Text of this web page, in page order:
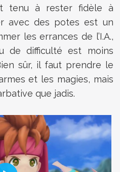
tenu à rester fidèle à
avec des potes est un
les errances de l’I.A.,
de difficulté est moins
sûr, il faut prendre le
et les magies, mais
que jadis.